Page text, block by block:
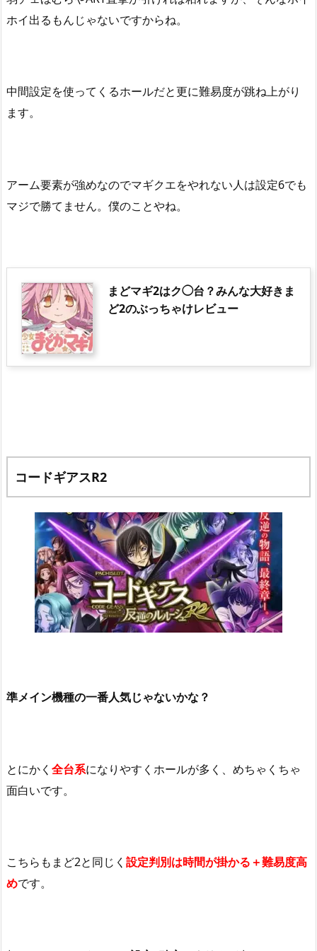
ホイ出るもんじゃないですからね。
中間設定を使ってくるホールだと更に難易度が跳ね上がり
ます。
アーム要素が強めなのでマギクエをやれない人は設定6でも
マジで勝てません。僕のことやね。
まどマギ2はク◯台？みんな大好きま
ど2のぶっちゃけレビュー
コードギアスR2
準メイン機種の一番人気じゃないかな？
とにかく 全台系になりやすくホールが多く、めちゃくちゃ
面白いです。
こちらもまど2と同じく 設定判別は時間が掛かる＋難易度高
めです。